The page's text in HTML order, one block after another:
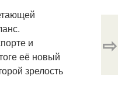
и
её новый
зрелость
⇨